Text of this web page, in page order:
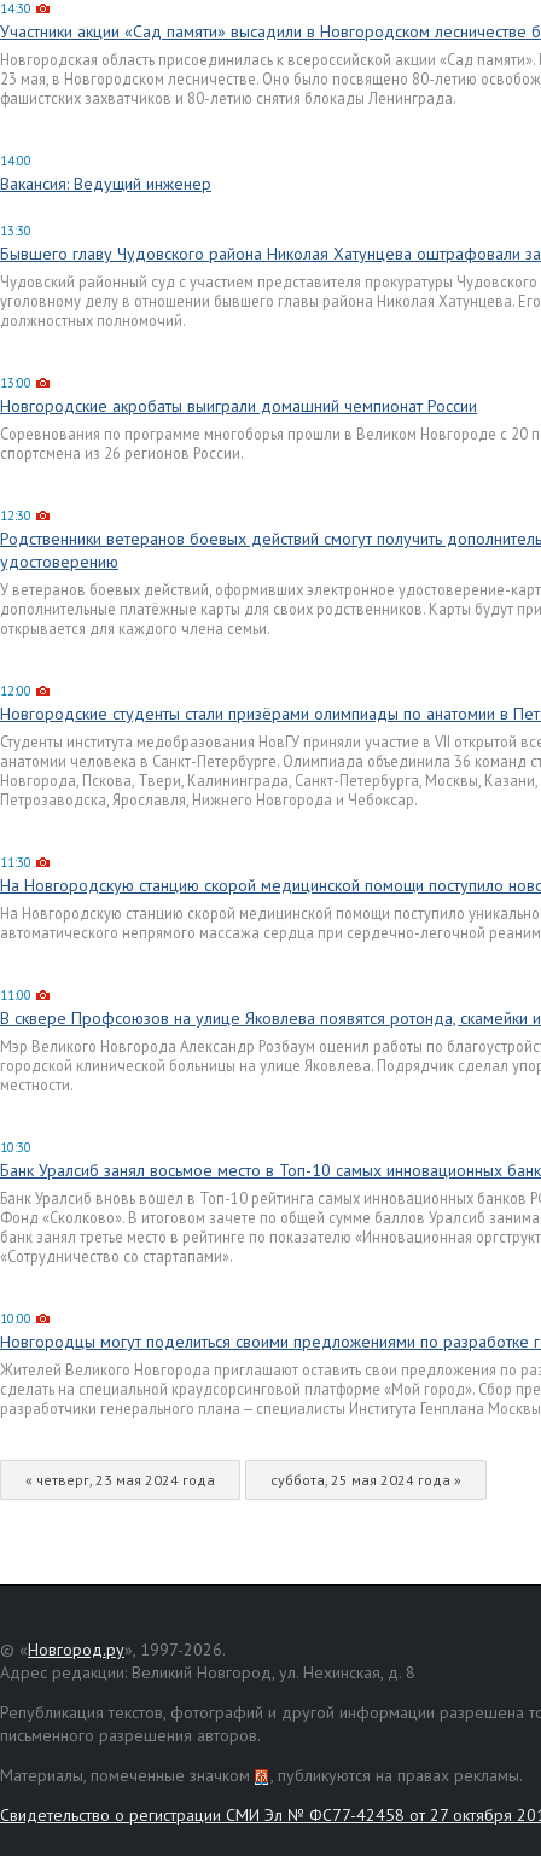
14:30
Участники акции «Сад памяти» высадили в Новгородском лесничестве
Новгородская область присоединилась к всероссийской акции «Сад
23 мая, в Новгородском лесничестве. Оно было посвящено 80-летию
фашистских захватчиков и 80-летию снятия блокады Ленинграда.
14:00
Вакансия: Ведущий инженер
13:30
Бывшего главу Чудовского района Николая Хатунцева оштрафовали
Чудовский районный суд с участием представителя прокуратуры
уголовному делу в отношении бывшего главы района Николая Хатунцева.
должностных полномочий.
13:00
Новгородские акробаты выиграли домашний чемпионат России
Соревнования по программе многоборья прошли в Великом Новгороде с 20
спортсмена из 26 регионов России.
12:30
Родственники ветеранов боевых действий смогут получить
удостоверению
У ветеранов боевых действий, оформивших электронное удостоверение-
дополнительные платёжные карты для своих родственников. Карты будут
открывается для каждого члена семьи.
12:00
Новгородские студенты стали призёрами олимпиады по анатомии в
Студенты института медобразования НовГУ приняли участие в VII открытой
анатомии человека в Санкт-Петербурге. Олимпиада объединила 36 команд
Новгорода, Пскова, Твери, Калининграда, Санкт-Петербурга, Москвы,
Петрозаводска, Ярославля, Нижнего Новгорода и Чебоксар.
11:30
На Новгородскую станцию скорой медицинской помощи поступило
На Новгородскую станцию скорой медицинской помощи поступило
автоматического непрямого массажа сердца при сердечно-легочной
11:00
В сквере Профсоюзов на улице Яковлева появятся ротонда, скамейки
Мэр Великого Новгорода Александр Розбаум оценил работы по
городской клинической больницы на улице Яковлева. Подрядчик сделал
местности.
10:30
Банк Уралсиб занял восьмое место в Топ-10 самых инновационных
Банк Уралсиб вновь вошел в Топ-10 рейтинга самых инновационных банков
Фонд «Сколково». В итоговом зачете по общей сумме баллов Уралсиб
банк занял третье место в рейтинге по показателю «Инновационная
«Сотрудничество со стартапами».
10:00
Новгородцы могут поделиться своими предложениями по разработке
Жителей Великого Новгорода приглашают оставить свои предложения по
сделать на специальной краудсорсинговой платформе «Мой город». Сбор
разработчики генерального плана — специалисты Института Генплана
« четверг, 23 мая 2024 года суббота, 25 мая 2024 года »
© «Новгород.ру», 1997-2026.
Адрес редакции: Великий Новгород, ул. Нехинская, д. 8
Републикация текстов, фотографий и другой информации разрешена
письменного разрешения авторов.
Материалы, помеченные значком
, публикуются на правах рекламы.
Свидетельство о регистрации СМИ Эл № ФС77-42458 от 27 октября